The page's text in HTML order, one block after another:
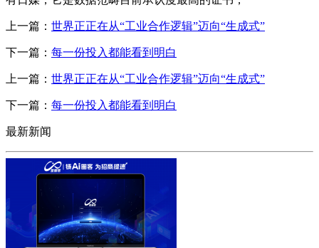
上一篇： 世界正正在从“工业合作逻辑”迈向“生成式”
下一篇： 每一份投入都能看到明白
上一篇： 世界正正在从“工业合作逻辑”迈向“生成式”
下一篇： 每一份投入都能看到明白
最新新闻